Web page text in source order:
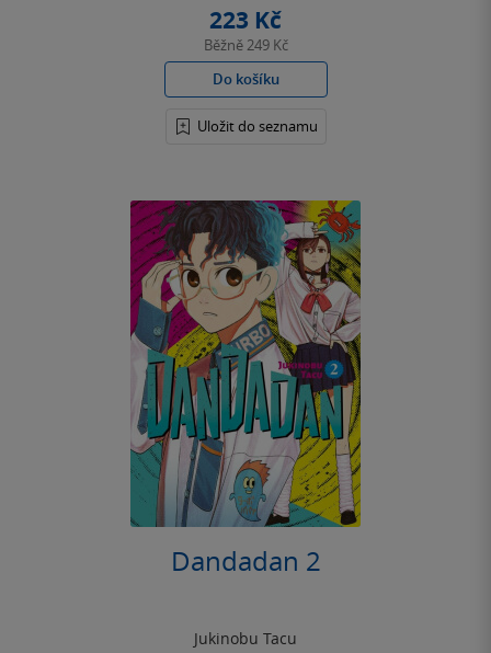
223 Kč
Běžně249 Kč
Do košíku
Uložit do seznamu
Dandadan 2
Jukinobu Tacu